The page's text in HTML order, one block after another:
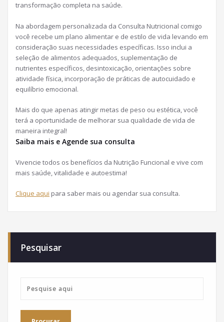
transformação completa na saúde.
Na abordagem personalizada da Consulta Nutricional comigo
você recebe um plano alimentar e de estilo de vida levando em
consideração suas necessidades específicas. Isso inclui a
seleção de alimentos adequados, suplementação de
nutrientes específicos, desintoxicação, orientações sobre
atividade física, incorporação de práticas de autocuidado e
equilíbrio emocional.
Mais do que apenas atingir metas de peso ou estética, você
terá a oportunidade de melhorar sua qualidade de vida de
maneira integral!
Saiba mais e Agende sua consulta
Vivencie todos os benefícios da Nutrição Funcional e vive com
mais saúde, vitalidade e autoestima!
Clique aqui para saber mais ou agendar sua consulta.
Pesquisar